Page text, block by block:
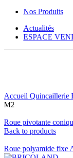
Nos Produits
Actualités
ESPACE
Accueil Quincaillerie
M2
Roue pivotante
Back to products
Roue polyamide fixe